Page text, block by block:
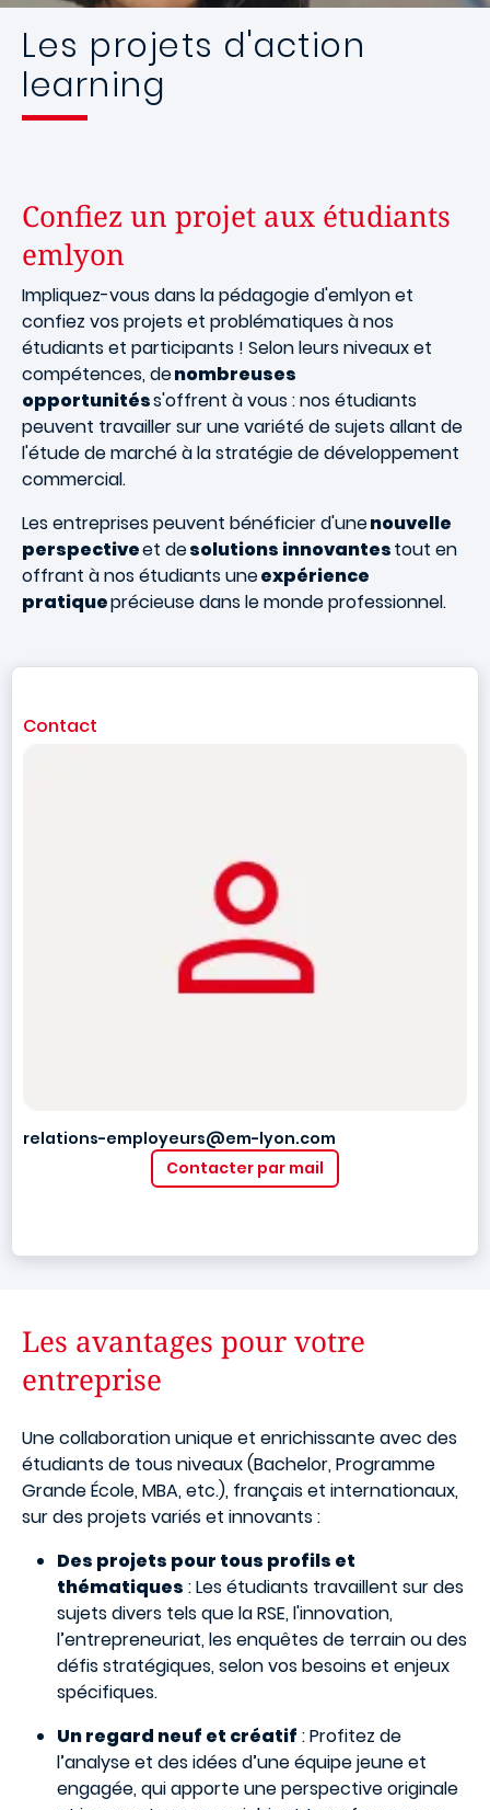
Les projets d'action
learning
Confiez un projet aux étudiants
emlyon
Impliquez-vous dans la pédagogie d'emlyon et
confiez vos projets et problématiques à nos
étudiants et participants ! Selon leurs niveaux et
compétences, denombreuses
opportunitéss'offrent à vous : nos étudiants
peuvent travailler sur une variété de sujets allant de
l'étude de marché à la stratégie de développement
commercial.
Les entreprises peuvent bénéficier d'unenouvelle
perspectiveet desolutions innovantestout en
offrant à nos étudiants uneexpérience
pratiqueprécieuse dans le monde professionnel.
Contact
relations-employeurs@em-lyon.com
Contacter par mail
Les avantages pour votre
entreprise
Une collaboration unique et enrichissante avec des
étudiants de tous niveaux (Bachelor, Programme
Grande École, MBA, etc.), français et internationaux,
sur des projets variés et innovants :
Des projets pour tous profils et
thématiques : Les étudiants travaillent sur des
sujets divers tels que la RSE, l'innovation,
l’entrepreneuriat, les enquêtes de terrain ou des
défis stratégiques, selon vos besoins et enjeux
spécifiques.
Un regard neuf et créatif : Profitez de
l’analyse et des idées d’une équipe jeune et
engagée, qui apporte une perspective originale